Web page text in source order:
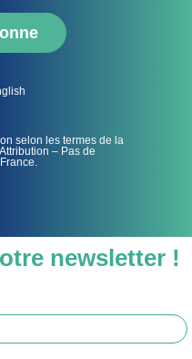
selon les termes de la
– Pas de
newsletter !